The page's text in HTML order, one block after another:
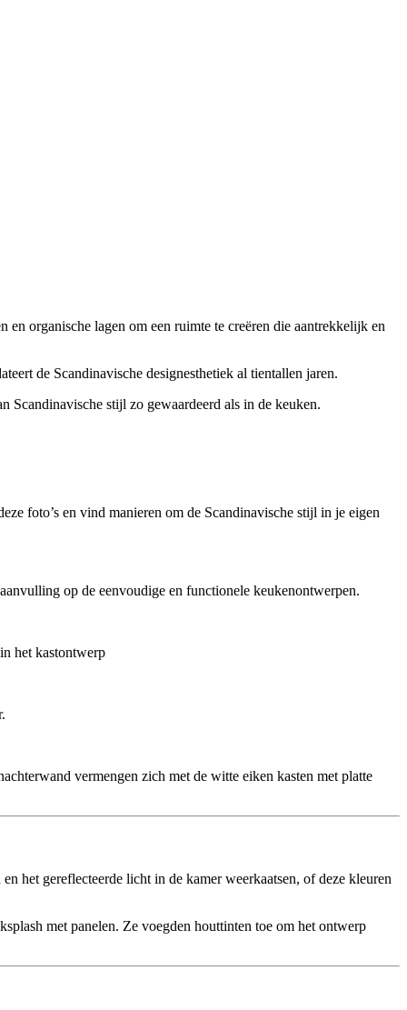
organische lagen om een ​​ruimte te creëren die aantrekkelijk en
de Scandinavische designesthetiek al tientallen jaren.
Scandinavische stijl zo gewaardeerd als in de keuken.
foto’s en vind manieren om de Scandinavische stijl in je eigen
op de eenvoudige en functionele keukenontwerpen.
het kastontwerp
vermengen zich met de witte eiken kasten met platte
het gereflecteerde licht in de kamer weerkaatsen, of deze kleuren
met panelen. Ze voegden houttinten toe om het ontwerp